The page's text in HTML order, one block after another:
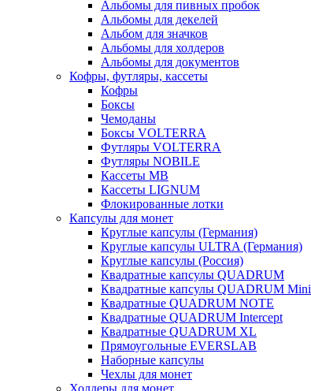
Альбомы для пивных пробок
Альбомы для декелей
Альбом для значков
Альбомы для холдеров
Альбомы для документов
Кофры, футляры, кассеты
Кофры
Боксы
Чемоданы
Боксы VOLTERRA
Футляры VOLTERRA
Футляры NOBILE
Кассеты МВ
Кассеты LIGNUM
Флокированные лотки
Капсулы для монет
Круглые капсулы (Германия)
Круглые капсулы ULTRA (Германия)
Круглые капсулы (Россия)
Квадратные капсулы QUADRUM
Квадратные капсулы QUADRUM Mini
Квадратные QUADRUM NOTE
Квадратные QUADRUM Intercept
Квадратные QUADRUM XL
Прямоугольные EVERSLAB
Наборные капсулы
Чехлы для монет
Холдеры для монет